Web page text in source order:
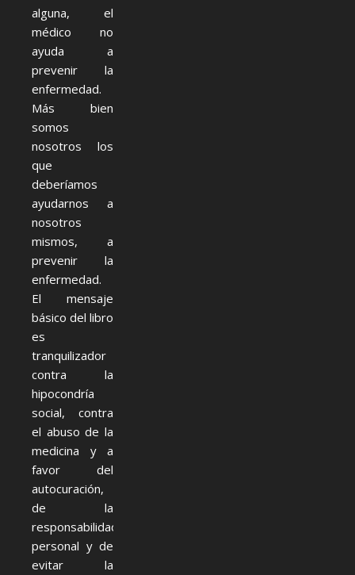
alguna, el
médico no
ayuda a
prevenir la
enfermedad.
Más bien
somos
nosotros los
que
deberíamos
ayudarnos a
nosotros
mismos, a
prevenir la
enfermedad.
El mensaje
básico del libro
es
tranquilizador
contra la
hipocondría
social, contra
el abuso de la
medicina y a
favor del
autocuración,
de la
responsabilidad
personal y de
evitar la